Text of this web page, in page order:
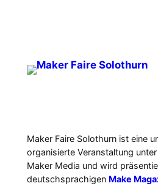
Maker Faire Solothurn ist eine
organisierte Veranstaltung
Maker Media und wird
deutschsprachigen Make